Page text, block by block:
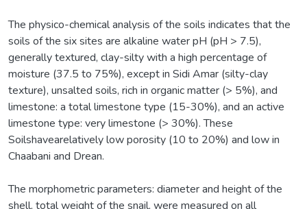
The physico-chemical analysis of the soils indicates that the
soils of the six sites are alkaline water pH (pH > 7.5),
generally textured, clay-silty with a high percentage of
moisture (37.5 to 75%), except in Sidi Amar (silty-clay
texture), unsalted soils, rich in organic matter (> 5%), and
limestone: a total limestone type (15-30%), and an active
limestone type: very limestone (> 30%). These
Soilshavearelatively low porosity (10 to 20%) and low in
Chaabani and Drean.
The morphometric parameters: diameter and height of the
shell, total weight of the snail, were measured on all